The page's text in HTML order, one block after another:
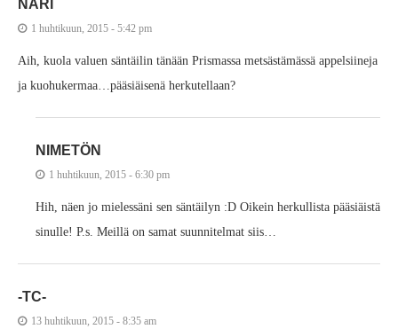
NARI
1 huhtikuun, 2015 - 5:42 pm
Aih, kuola valuen säntäilin tänään Prismassa metsästämässä appelsiineja
ja kuohukermaa…pääsiäisenä herkutellaan?
NIMETÖN
1 huhtikuun, 2015 - 6:30 pm
Hih, näen jo mielessäni sen säntäilyn :D Oikein herkullista pääsiäistä
sinulle! P.s. Meillä on samat suunnitelmat siis…
-TC-
13 huhtikuun, 2015 - 8:35 am